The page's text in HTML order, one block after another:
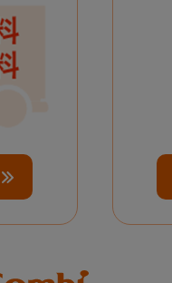
Combi